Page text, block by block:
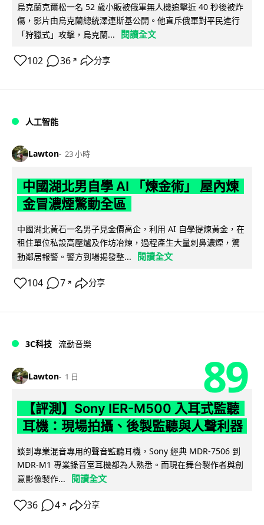
烏克蘭克爾松一名 52 歲小販被俄軍無人機追擊近 40 秒後被炸
傷，影片由烏克蘭總統澤連斯基公開。他直斥俄軍對平民進行
「狩獵式」攻擊，烏克蘭...
閱讀全文
102 36 ↗ 分享
人工智能
Lawton 23 小時
中國湖北男自學 AI 「煉金術」 屋內煉
金冒濃煙驚動全區
中國湖北黃石一名男子見金價高企，利用 AI 自學提煉黃金，在
租住單位私設高壓爐及作坊冶煉，過程產生大量刺鼻濃煙，驚
動鄰居報警。警方到場揭發整...
閱讀全文
104 7 ↗ 分享
3C科技 流動音樂
Lawton 1 日 89
【評測】Sony IER-M500 入耳式監聽
耳機：現場拍攝、後製監聽與人聲利器
談到專業混音專用的聲音監聽耳機，Sony 經典 MDR-7506 到
MDR-M1 專業錄音室耳機都為人熟悉。而現在舞台製作者與創
意影像製作...
閱讀全文
36 4 ↗ 分享